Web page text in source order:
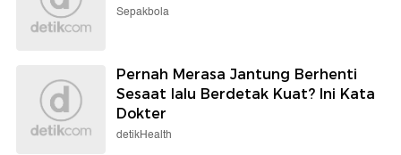
Sepakbola
Pernah Merasa Jantung Berhenti
Sesaat lalu Berdetak Kuat? Ini Kata
Dokter
detikHealth